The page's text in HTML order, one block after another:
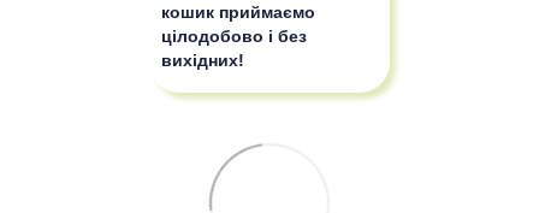
кошик приймаємо
цілодобово і без
вихідних!